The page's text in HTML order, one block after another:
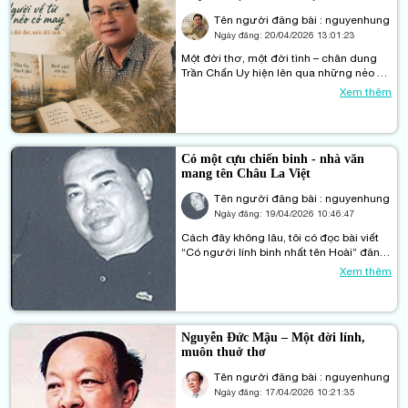
Tên người đăng bài : nguyenhung
Ngày đăng:20/04/2026 13:01:23
Một đời thơ, một đời tình – chân dung
Trần Chấn Uy hiện lên qua những nẻo ký
ức, những câu thơ và những va đập đời
Xem thêm
Có một cựu chiến binh - nhà văn
mang tên Châu La Việt
Tên người đăng bài : nguyenhung
Ngày đăng: 19/04/2026 10:46:47
Cách đây không lâu, tôi có đọc bài viết
“Có người lính binh nhất tên Hoài” đăng
trên Tạp chí Văn nghệ Quân đội (báo
điện tử). Tôi hồi hộp dõi theo mạch viết
phần vì bài viết có gợi nhắc về cái tên
mà tôi từng quen là Hoài… Tác giả bài
viết từng là phóng viên chuyên trang văn
hóa, văn nghệ báo Quân đội nhân dân.
Xem thêm
Nguyễn Đức Mậu – Một đời lính,
muôn thuở thơ
Tên người đăng bài : nguyenhung
Ngày đăng: 17/04/2026 10:21:35